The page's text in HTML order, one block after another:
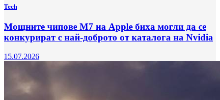
Tech
Мощните чипове M7 на Apple биха могли да се
конкурират с най-доброто от каталога на Nvidia
15.07.2026